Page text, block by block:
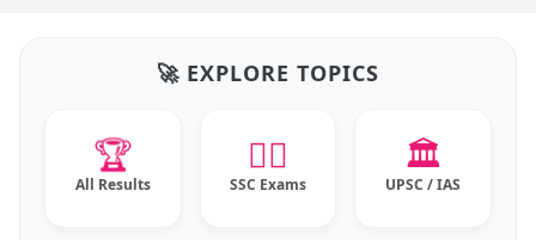
🚀 EXPLORE TOPICS
🏆
All Results
👮‍♂️
SSC Exams
🏛️
UPSC / IAS